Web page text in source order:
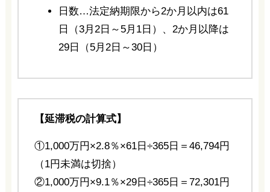
日数…法定納期限から2か月以内は61
日（3月2日～5月1日）、2か月以降は
29日（5月2日～30日）
【延滞税の計算式】
①1,000万円×2.8％×61日÷365日＝46,794円
（1円未満は切捨）
②1,000万円×9.1％×29日÷365日＝72,301円